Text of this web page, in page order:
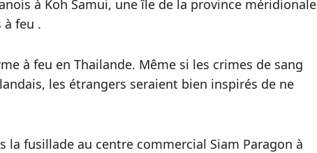
à Koh Samui, une île de la province méridionale
à feu .
à feu en Thailande. Même si les crimes de sang
les étrangers seraient bien inspirés de ne
fusillade au centre commercial Siam Paragon à